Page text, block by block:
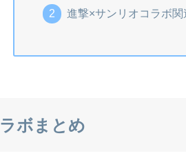
進撃×サンリオコラボ関
ボまとめ